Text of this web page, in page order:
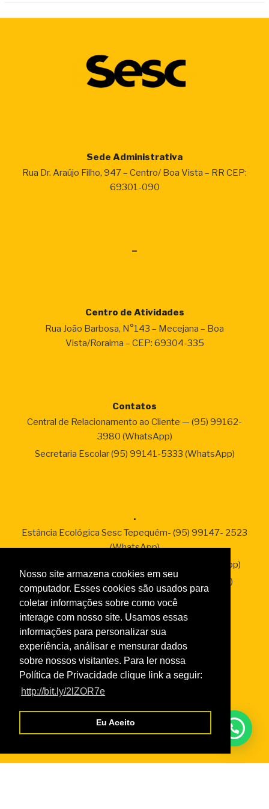
Nosso site armazena cookies em seu
computador. Esses cookies são usados para
coletar informações sobre como você
interage com nosso site. Usamos essas
informações para personalizar sua
experiência, análisar e mensurar dados
sobre nossos visitantes. Para ler nossa
Política de Privacidade clique link a seguir:
http://bit.ly/2lZOR7e
Eu Aceito
Sede Administrativa
Rua Dr. Araújo Filho, 947 – Centro/ Boa Vista – RR CEP:
69301-090
–
Centro de Atividades
Rua João Barbosa, N°143 – Mecejana – Boa
Vista/Roraima – CEP: 69304-335
Contatos
Central de Relacionamento ao Cliente — (95) 99162-
3980 (WhatsApp)
Secretaria Escolar (95) 99141-5333 (WhatsApp)
.
Estância Ecológica Sesc Tepequém- (95) 99147- 2523
(WhatsApp)
SesClin – Sesc Saúde (95) 99138-2338 (WhatsApp)
Sesc Empresas – (95) 99136-2287 (WhatsApp)
Links
Taxas de Serviços 2026
Normas da Academia
Normas do Turismo Social
Normas de Atendimento da Odontologia